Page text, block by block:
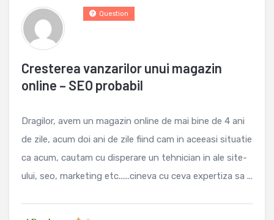
Cresterea vanzarilor unui magazin
online – SEO probabil
Question
Dragilor, avem un magazin online de mai bine de 4 ani
de zile, acum doi ani de zile fiind cam in aceeasi situatie
ca acum, cautam cu disperare un tehnician in ale site-
ului, seo, marketing etc......cineva cu ceva expertiza sa ...